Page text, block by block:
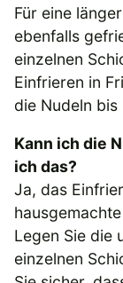
Für eine
ebenfalls
einzelnen
Einfrieren in
die Nudeln
Kann ich die
ich das?
Ja, das
Legen Sie die
einzelnen